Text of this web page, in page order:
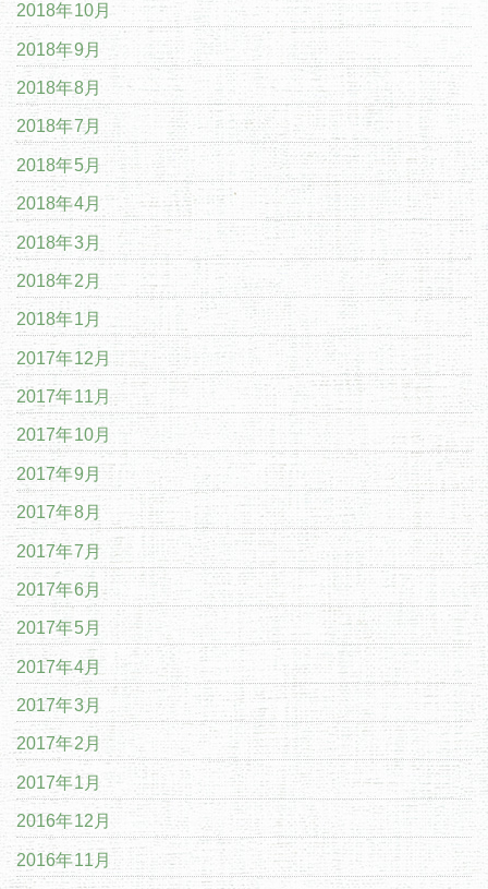
2018年10月
2018年9月
2018年8月
2018年7月
2018年5月
2018年4月
2018年3月
2018年2月
2018年1月
2017年12月
2017年11月
2017年10月
2017年9月
2017年8月
2017年7月
2017年6月
2017年5月
2017年4月
2017年3月
2017年2月
2017年1月
2016年12月
2016年11月